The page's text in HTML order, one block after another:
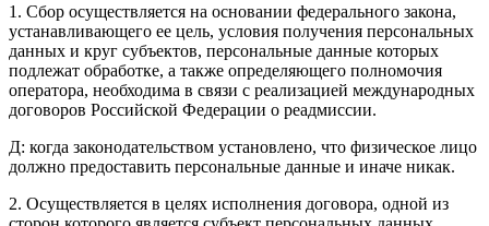
1. Сбор осуществляется на основании федерального закона,
устанавливающего ее цель, условия получения персональных
данных и круг субъектов, персональные данные которых
подлежат обработке, а также определяющего полномочия
оператора, необходима в связи с реализацией международных
договоров Российской Федерации о реадмиссии.
Д: когда законодательством установлено, что физическое лицо
должно предоставить персональные данные и иначе никак.
2. Осуществляется в целях исполнения договора, одной из